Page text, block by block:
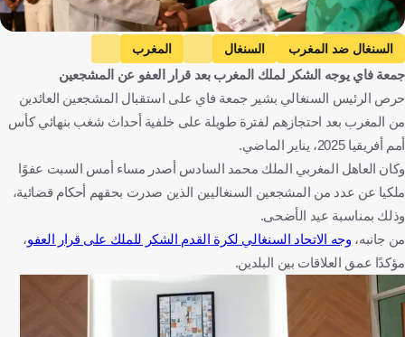
Getty Images
السنغال ضد المغرب السنغال
المغرب
كأس أمم إفريقيا
السنغال المغرب كرة قدم
جمعة فاي يوجه الشكر لملك المغرب بعد قرار العفو عن المشجعين
حرص الرئيس السنغالي بشير جمعة فاي على استقبال المشجعين العائدين
من المغرب بعد احتجازهم لفترة طويلة على خلفية أحداث شغب بنهائي كأس
أمم أفريقيا 2025، يناير الماضي.
وكان العاهل المغربي الملك محمد السادس أصدر مساء أمس السبت عفوًا
ملكيا عن عدد من المشجعين السنغاليين الذين صدرت بحقهم أحكام قضائية،
وذلك بمناسبة عيد الأضحى.
من جانبه، وجه الاتحاد السنغالي لكرة القدم الشكر للملك على قرار العفو،
مؤكدًا عمق العلاقات بين البلدين.